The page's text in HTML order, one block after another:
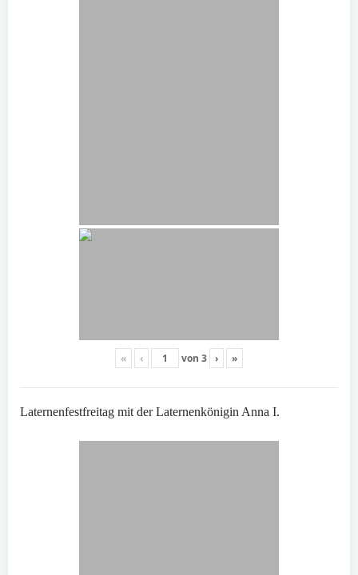
« ‹ von 3 › »
Laternenfestfreitag mit der Laternenkönigin Anna I.